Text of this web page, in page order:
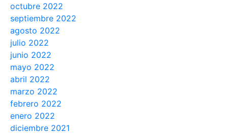
octubre 2022
septiembre 2022
agosto 2022
julio 2022
junio 2022
mayo 2022
abril 2022
marzo 2022
febrero 2022
enero 2022
diciembre 2021